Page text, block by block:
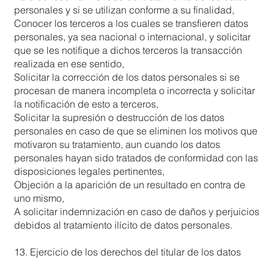
personales y si se utilizan conforme a su finalidad,
Conocer los terceros a los cuales se transfieren datos
personales, ya sea nacional o internacional, y solicitar
que se les notifique a dichos terceros la transacción
realizada en ese sentido,
Solicitar la corrección de los datos personales si se
procesan de manera incompleta o incorrecta y solicitar
la notificación de esto a terceros,
Solicitar la supresión o destrucción de los datos
personales en caso de que se eliminen los motivos que
motivaron su tratamiento, aun cuando los datos
personales hayan sido tratados de conformidad con las
disposiciones legales pertinentes,
Objeción a la aparición de un resultado en contra de
uno mismo,
A solicitar indemnización en caso de daños y perjuicios
debidos al tratamiento ilícito de datos personales.
13. Ejercicio de los derechos del titular de los datos